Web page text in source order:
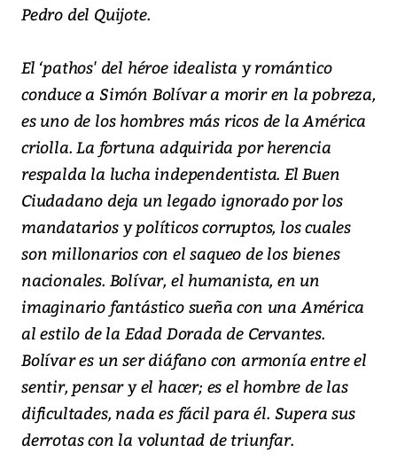
Pedro del Quijote.
El ‘pathos' del héroe idealista y romántico
conduce a Simón Bolívar a morir en la pobreza,
es uno de los hombres más ricos de la América
criolla. La fortuna adquirida por herencia
respalda la lucha independentista. El Buen
Ciudadano deja un legado ignorado por los
mandatarios y políticos corruptos, los cuales
son millonarios con el saqueo de los bienes
nacionales. Bolívar, el humanista, en un
imaginario fantástico sueña con una América
al estilo de la Edad Dorada de Cervantes.
Bolívar es un ser diáfano con armonía entre el
sentir, pensar y el hacer; es el hombre de las
dificultades, nada es fácil para él. Supera sus
derrotas con la voluntad de triunfar.